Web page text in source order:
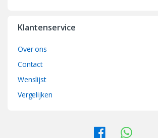
Klantenservice
Over ons
Contact
Wenslijst
Vergelijken